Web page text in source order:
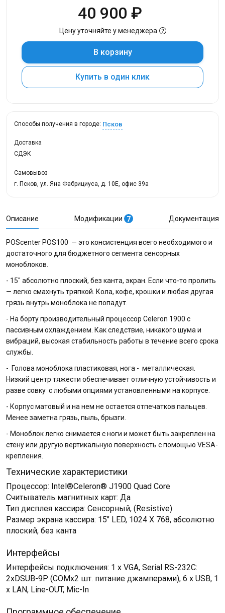
40 900 ₽
Цену уточняйте у менеджера
В корзину
Купить в один клик
Способы получения в городе: Псков
Доставка
СДЭК
Самовывоз
г. Псков, ул. Яна Фабрициуса, д. 10Е, офис 39а
Описание Модификации 7 Документация
POScenter POS100 — это консистенция всего необходимого и
достаточного для бюджетного сегмента сенсорных
моноблоков.
- 15" абсолютно плоский, без канта, экран. Если что-то пролить
— легко смахнуть тряпкой. Кола, кофе, крошки и любая другая
грязь внутрь моноблока не попадут.
- На борту производительный процессор Celeron 1900 с
пассивным охлаждением. Как следствие, никакого шума и
вибраций, высокая стабильность работы в течение всего срока
службы.
- Голова моноблока пластиковая, нога - металлическая.
Низкий центр тяжести обеспечивает отличную устойчивость и
разве совку с любыми опциями установленными на корпусе.
- Корпус матовый и на нем не остается отпечатков пальцев.
Менее заметна грязь, пыль, брызги.
- Моноблок легко снимается с ноги и может быть закреплен на
стену или другую вертикальную поверхность с помощью VESA-
крепления.
Технические характеристики
Процессор: Intel®Celeron® J1900 Quad Core
Считыватель магнитных карт: Да
Тип дисплея кассира: Сенсорный, (Resistive)
Размер экрана кассира: 15" LED, 1024 X 768, абсолютно
плоский, без канта
Интерфейсы
Интерфейсы подключения: 1 x VGA, Serial RS-232C:
2хDSUB-9P (COMх2 шт. питание джамперами), 6 х USB, 1
х LAN, Line-OUT, Mic-In